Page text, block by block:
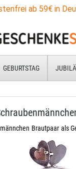
ab 59€ in
GEBURTSTAG
Brautpaar als